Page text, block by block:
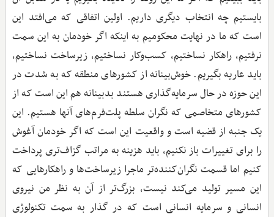
بایستیم چه انتخاب دیگری داریم. اولین اتفاقی که می‌افتد این
است که ما در نهایت محکومیم به اینکه اگر خودمان به این سمت
نرفتیم، راهکار نساختیم، کسب‌وکار نساختیم، زیرساخت نساختیم،
باید عاریه بگیریم. خوش‌بینانه از کشورهای منطقه که به شدت در
این حوزه در حال سرمایه‌گذاری هستند بدبینانه هم این است که از
کشورهای متخاصمی که نگران سلطه پلت‌فرم‌های آنها هستیم. این
یک جنبه از قضیه است و واقعیت این است که اگر خودمان آغوش
را برای تغییرات باز نکنیم، باید هزینه به مراتب گزاف‌تری پرداخت
کنیم اما قسمت نگران‌کننده‌تر ماجرا زیرساخت‌ها و راهکارهایی که
این مسیر تولید می‌کند نیست، بزرگ‌تر از آن به نظر من نیروی
انسانی و سرمایه انسانی است که در گذار به سمت تکنولوژی